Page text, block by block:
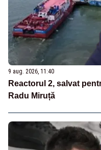
9 aug. 2026, 11:40
Reactorul 2, salvat
Radu Miruță